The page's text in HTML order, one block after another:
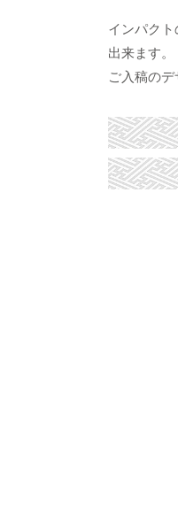
インパク
出来ます。
ご入稿のデ